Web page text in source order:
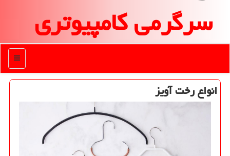
سرگرمی كامپیوتری
منو
انواع رخت آویز